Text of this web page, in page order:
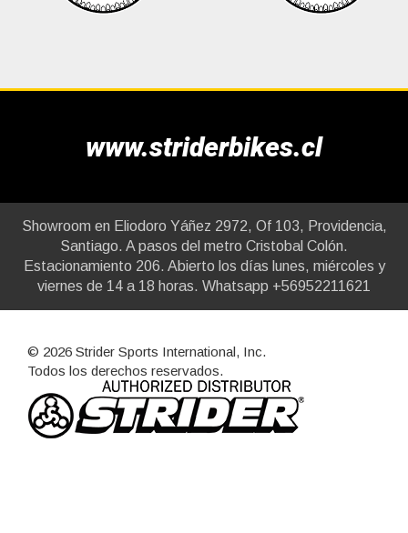
www.striderbikes.cl
Showroom en Eliodoro Yáñez 2972, Of 103, Providencia,
Santiago. A pasos del metro Cristobal Colón.
Estacionamiento 206. Abierto los días lunes, miércoles y
viernes de 14 a 18 horas. Whatsapp +56952211621
© 2026 Strider Sports International, Inc.
Todos los derechos reservados.